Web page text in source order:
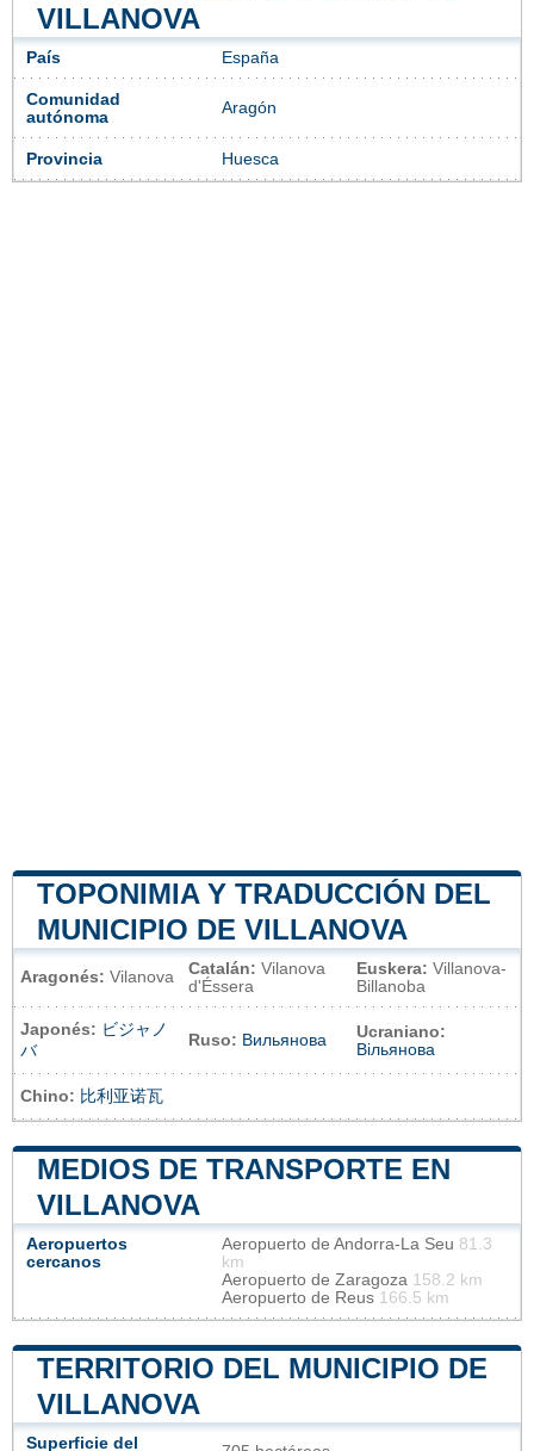
VILLANOVA
País España
Comunidad
autónoma
Aragón
Provincia Huesca
TOPONIMIA Y TRADUCCIÓN DEL
MUNICIPIO DE VILLANOVA
Aragonés: Vilanova Catalán: Vilanova
d'Éssera
Euskera: Villanova-
Billanoba
Japonés: ビジャノ
バ
Ruso: Вильянова
Ucraniano:
Вільянова
Chino: 比利亚诺瓦
MEDIOS DE TRANSPORTE EN
VILLANOVA
Aeropuertos
cercanos
Aeropuerto de Andorra-La Seu 81.3
km
Aeropuerto de Zaragoza 158.2 km
Aeropuerto de Reus 166.5 km
TERRITORIO DEL MUNICIPIO DE
VILLANOVA
Superficie del